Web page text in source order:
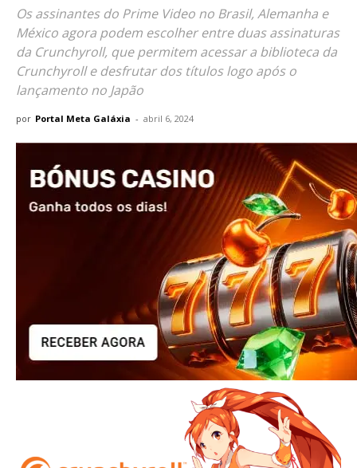
Os assinantes do Prime Video no Brasil, Alemanha e
México agora podem escolher entre duas assinaturas
da Crunchyroll, que permitem acessar a biblioteca da
Crunchyroll e desfrutar dos títulos logo após o
lançamento no Japão
por Portal Meta Galáxia - abril 6, 2024